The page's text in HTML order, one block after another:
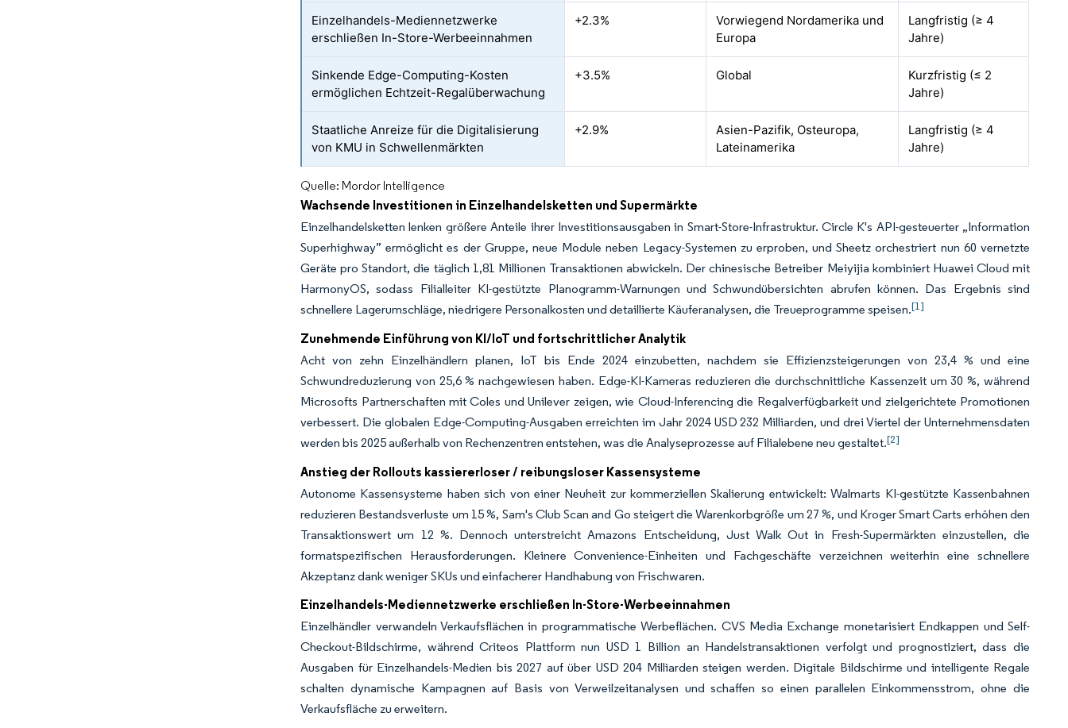
Einzelhandels-Mediennetzwerke
erschließen In-Store-Werbeeinnahmen
+2.3%
Vorwiegend Nordamerika und
Europa
Langfristig (≥ 4
Jahre)
Sinkende Edge-Computing-Kosten
ermöglichen Echtzeit-Regalüberwachung
+3.5% Global
Kurzfristig (≤ 2
Jahre)
Staatliche Anreize für die Digitalisierung
von KMU in Schwellenmärkten
+2.9%
Asien-Pazifik, Osteuropa,
Lateinamerika
Langfristig (≥ 4
Jahre)
Quelle: Mordor Intelligence
Wachsende Investitionen in Einzelhandelsketten und Supermärkte
Einzelhandelsketten lenken größere Anteile ihrer Investitionsausgaben in Smart-Store-Infrastruktur. Circle K's API-gesteuerter „Information
Superhighway” ermöglicht es der Gruppe, neue Module neben Legacy-Systemen zu erproben, und Sheetz orchestriert nun 60 vernetzte
Geräte pro Standort, die täglich 1,81 Millionen Transaktionen abwickeln. Der chinesische Betreiber Meiyijia kombiniert Huawei Cloud mit
HarmonyOS, sodass Filialleiter KI-gestützte Planogramm-Warnungen und Schwundübersichten abrufen können. Das Ergebnis sind
schnellere Lagerumschläge, niedrigere Personalkosten und detaillierte Käuferanalysen, die Treueprogramme speisen.[1]
Zunehmende Einführung von KI/IoT und fortschrittlicher Analytik
Acht von zehn Einzelhändlern planen, IoT bis Ende 2024 einzubetten, nachdem sie Effizienzsteigerungen von 23,4 % und eine
Schwundreduzierung von 25,6 % nachgewiesen haben. Edge-KI-Kameras reduzieren die durchschnittliche Kassenzeit um 30 %, während
Microsofts Partnerschaften mit Coles und Unilever zeigen, wie Cloud-Inferencing die Regalverfügbarkeit und zielgerichtete Promotionen
verbessert. Die globalen Edge-Computing-Ausgaben erreichten im Jahr 2024 USD 232 Milliarden, und drei Viertel der Unternehmensdaten
werden bis 2025 außerhalb von Rechenzentren entstehen, was die Analyseprozesse auf Filialebene neu gestaltet.[2]
Anstieg der Rollouts kassiererloser / reibungsloser Kassensysteme
Autonome Kassensysteme haben sich von einer Neuheit zur kommerziellen Skalierung entwickelt: Walmarts KI-gestützte Kassenbahnen
reduzieren Bestandsverluste um 15 %, Sam's Club Scan and Go steigert die Warenkorbgröße um 27 %, und Kroger Smart Carts erhöhen den
Transaktionswert um 12 %. Dennoch unterstreicht Amazons Entscheidung, Just Walk Out in Fresh-Supermärkten einzustellen, die
formatspezifischen Herausforderungen. Kleinere Convenience-Einheiten und Fachgeschäfte verzeichnen weiterhin eine schnellere
Akzeptanz dank weniger SKUs und einfacherer Handhabung von Frischwaren.
Einzelhandels-Mediennetzwerke erschließen In-Store-Werbeeinnahmen
Einzelhändler verwandeln Verkaufsflächen in programmatische Werbeflächen. CVS Media Exchange monetarisiert Endkappen und Self-
Checkout-Bildschirme, während Criteos Plattform nun USD 1 Billion an Handelstransaktionen verfolgt und prognostiziert, dass die
Ausgaben für Einzelhandels-Medien bis 2027 auf über USD 204 Milliarden steigen werden. Digitale Bildschirme und intelligente Regale
schalten dynamische Kampagnen auf Basis von Verweilzeitanalysen und schaffen so einen parallelen Einkommensstrom, ohne die
Verkaufsfläche zu erweitern.